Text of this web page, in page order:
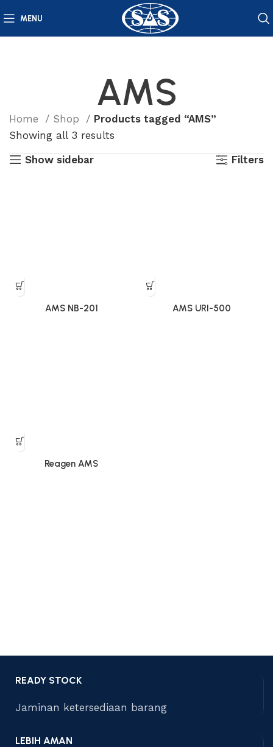
MENU
AMS
Home Shop
Products tagged “AMS”
Showing all 3 results
Show sidebar
Filters
AMS NB-201 AMS URI-500
Reagen AMS
READY STOCK
Jaminan ketersediaan barang
LEBIH AMAN